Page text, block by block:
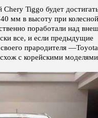
Tiggo будет
мм в высоту при колесной
поработали над
все, и если предыдущие
прародителя
с корейскими